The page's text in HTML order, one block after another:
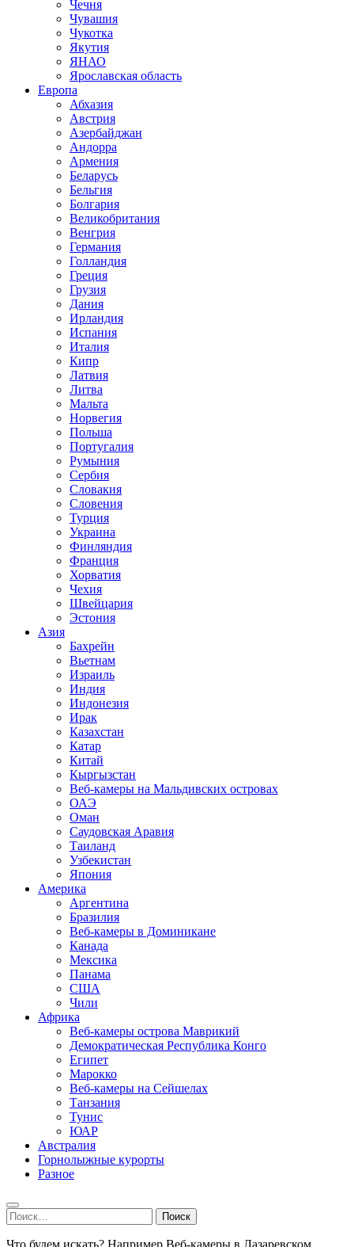
Чечня
Чувашия
Чукотка
Якутия
ЯНАО
Ярославская область
Европа
Абхазия
Австрия
Азербайджан
Андорра
Армения
Беларусь
Бельгия
Болгария
Великобритания
Венгрия
Германия
Голландия
Греция
Грузия
Дания
Ирландия
Испания
Италия
Кипр
Латвия
Литва
Мальта
Норвегия
Польша
Португалия
Румыния
Сербия
Словакия
Словения
Турция
Украина
Финляндия
Франция
Хорватия
Чехия
Швейцария
Эстония
Азия
Бахрейн
Вьетнам
Израиль
Индия
Индонезия
Ирак
Казахстан
Катар
Китай
Кыргызстан
Веб-камеры на Мальдивских островах
ОАЭ
Оман
Саудовская Аравия
Таиланд
Узбекистан
Япония
Америка
Аргентина
Бразилия
Веб-камеры в Доминикане
Канада
Мексика
Панама
США
Чили
Африка
Веб-камеры острова Маврикий
Демократическая Республика Конго
Египет
Марокко
Веб-камеры на Сейшелах
Танзания
Тунис
ЮАР
Австралия
Горнолыжные курорты
Разное
Найти:
Что будем искать? Например, Веб-камеры в Лазаревском